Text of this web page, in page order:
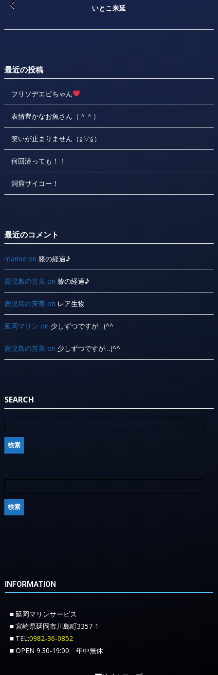
いとこ来延
最近の投稿
フリソデエビちゃん
表情豊かなお魚さん（＾＾）
笑いが止まりません（≧▽≦）
何回潜っても！！
洞窟サイコー！
最近のコメント
marine on 膝の経過♪
鹿児島の芳美 on 膝の経過♪
鹿児島の芳美 on レア生物
延岡マリン on 少しずつですが…(^^ ゞ
鹿児島の芳美 on 少しずつですが…(^^ ゞ
SEARCH
INFORMATION
■ 延岡マリンサービス
■ 宮崎県延岡市川島町3357-1
■ TEL:0982-36-0852
■ OPEN 9:30-19:00 年中無休